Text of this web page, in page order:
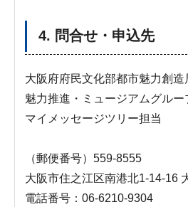
4. 問合せ・申込先
大阪府府民文化部都市魅力創
魅力推進・ミュージアムグルー
マイメッセージツリー担当
（郵便番号）559-8555
大阪市住之江区南港北1-14-16
電話番号：06-6210-9304